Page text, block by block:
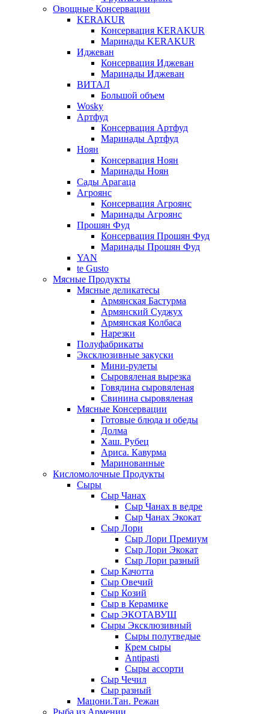
Овощные Консервации
KERAKUR
Консервация KERAKUR
Маринады KERAKUR
Иджеван
Консервация Иджеван
Маринады Иджеван
ВИТАЛ
Большой объем
Wosky
Артфуд
Консервация Артфуд
Маринады Артфуд
Ноян
Консервация Ноян
Маринады Ноян
Сады Арагаца
Агроянс
Консервация Агроянс
Маринады Агроянс
Прошян Фуд
Консервация Прошян Фуд
Маринады Прошян Фуд
YAN
te Gusto
Мясные Продукты
Мясные деликатесы
Армянская Бастурма
Армянский Суджух
Армянская Колбаса
Нарезки
Полуфабрикаты
Эксклюзивные закуски
Мини-рулеты
Сыровяленая вырезка
Говядина сыровяленая
Свинина сыровяленая
Мясные Консервации
Готовые блюда и обеды
Долма
Хаш. Рубец
Ариса. Кавурма
Маринованные
Кисломолочные Продукты
Сыры
Сыр Чанах
Сыр Чанах в ведре
Сыр Чанах Экокат
Сыр Лори
Сыр Лори Премиум
Сыр Лори Экокат
Сыр Лори разный
Сыр Качотта
Сыр Овечий
Сыр Козий
Сыр в Керамике
Сыр ЭКОТАВУШ
Сыры Эксклюзивный
Сыры полутведые
Крем сыры
Antipasti
Сыры ассорти
Сыр Чечил
Сыр разный
Мацони.Тан. Режан
Рыба из Армении